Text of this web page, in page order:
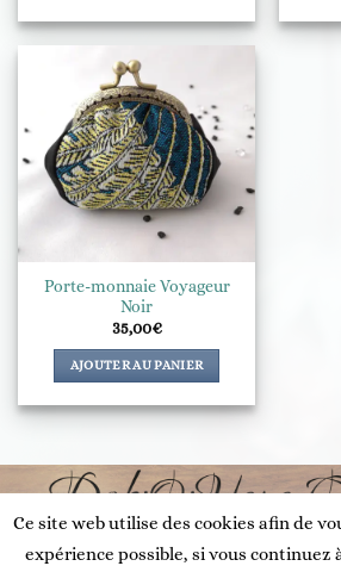
Porte-monnaie Voyageur
Noir
35,00€
AJOUTER AU PANIER
Ce site web utilise des cookies afin de
expérience possible, si vous continuez